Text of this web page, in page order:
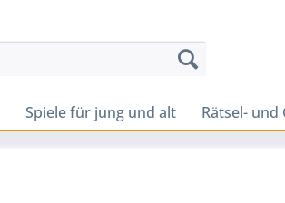
Spiele für jung und alt Rätsel-